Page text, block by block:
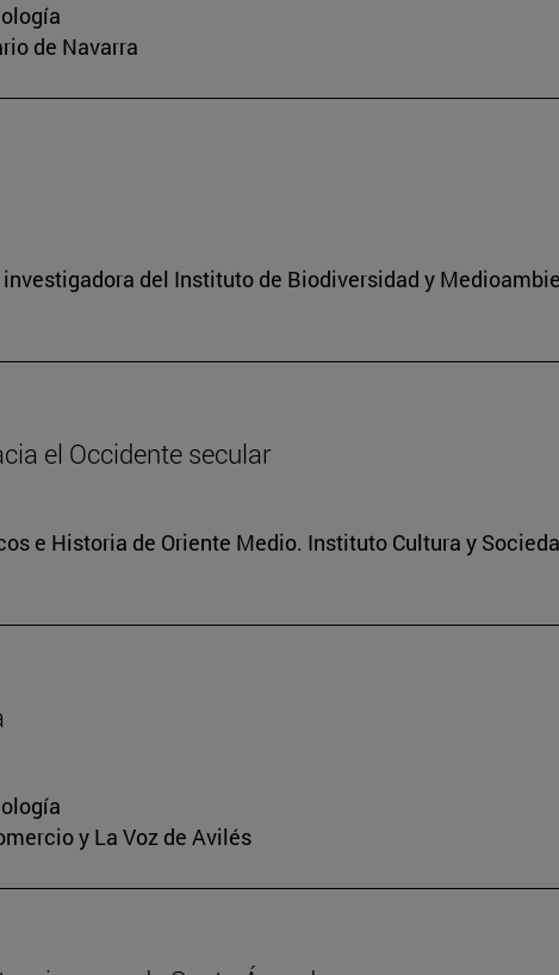
de Navarra
del Instituto de Biodiversidad y
el Occidente secular
e Historia de Oriente Medio. Instituto Cultura y
y La Voz de Avilés